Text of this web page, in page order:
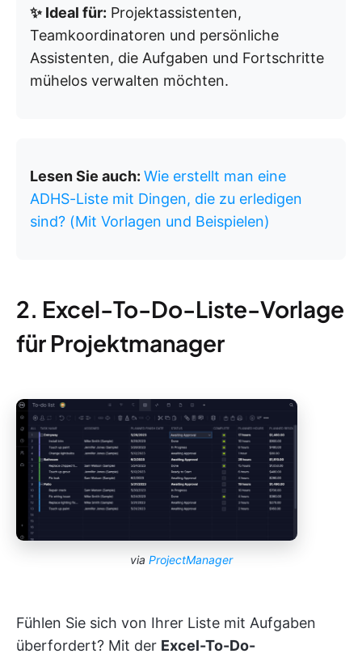
✨ Ideal für: Projektassistenten,
Teamkoordinatoren und persönliche
Assistenten, die Aufgaben und Fortschritte
mühelos verwalten möchten.
Lesen Sie auch: Wie erstellt man eine
ADHS-Liste mit Dingen, die zu erledigen
sind? (Mit Vorlagen und Beispielen)
2. Excel-To-Do-Liste-Vorlage
für Projektmanager
via ProjectManager
Fühlen Sie sich von Ihrer Liste mit Aufgaben
überfordert? Mit der Excel-To-Do-